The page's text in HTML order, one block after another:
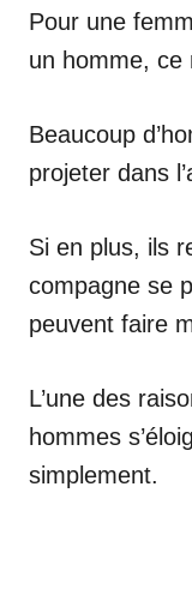
Pour une
un homme, ce
Beaucoup
projeter dans
Si en plus, ils
compagne se
peuvent faire
L’une des
hommes
simplement.